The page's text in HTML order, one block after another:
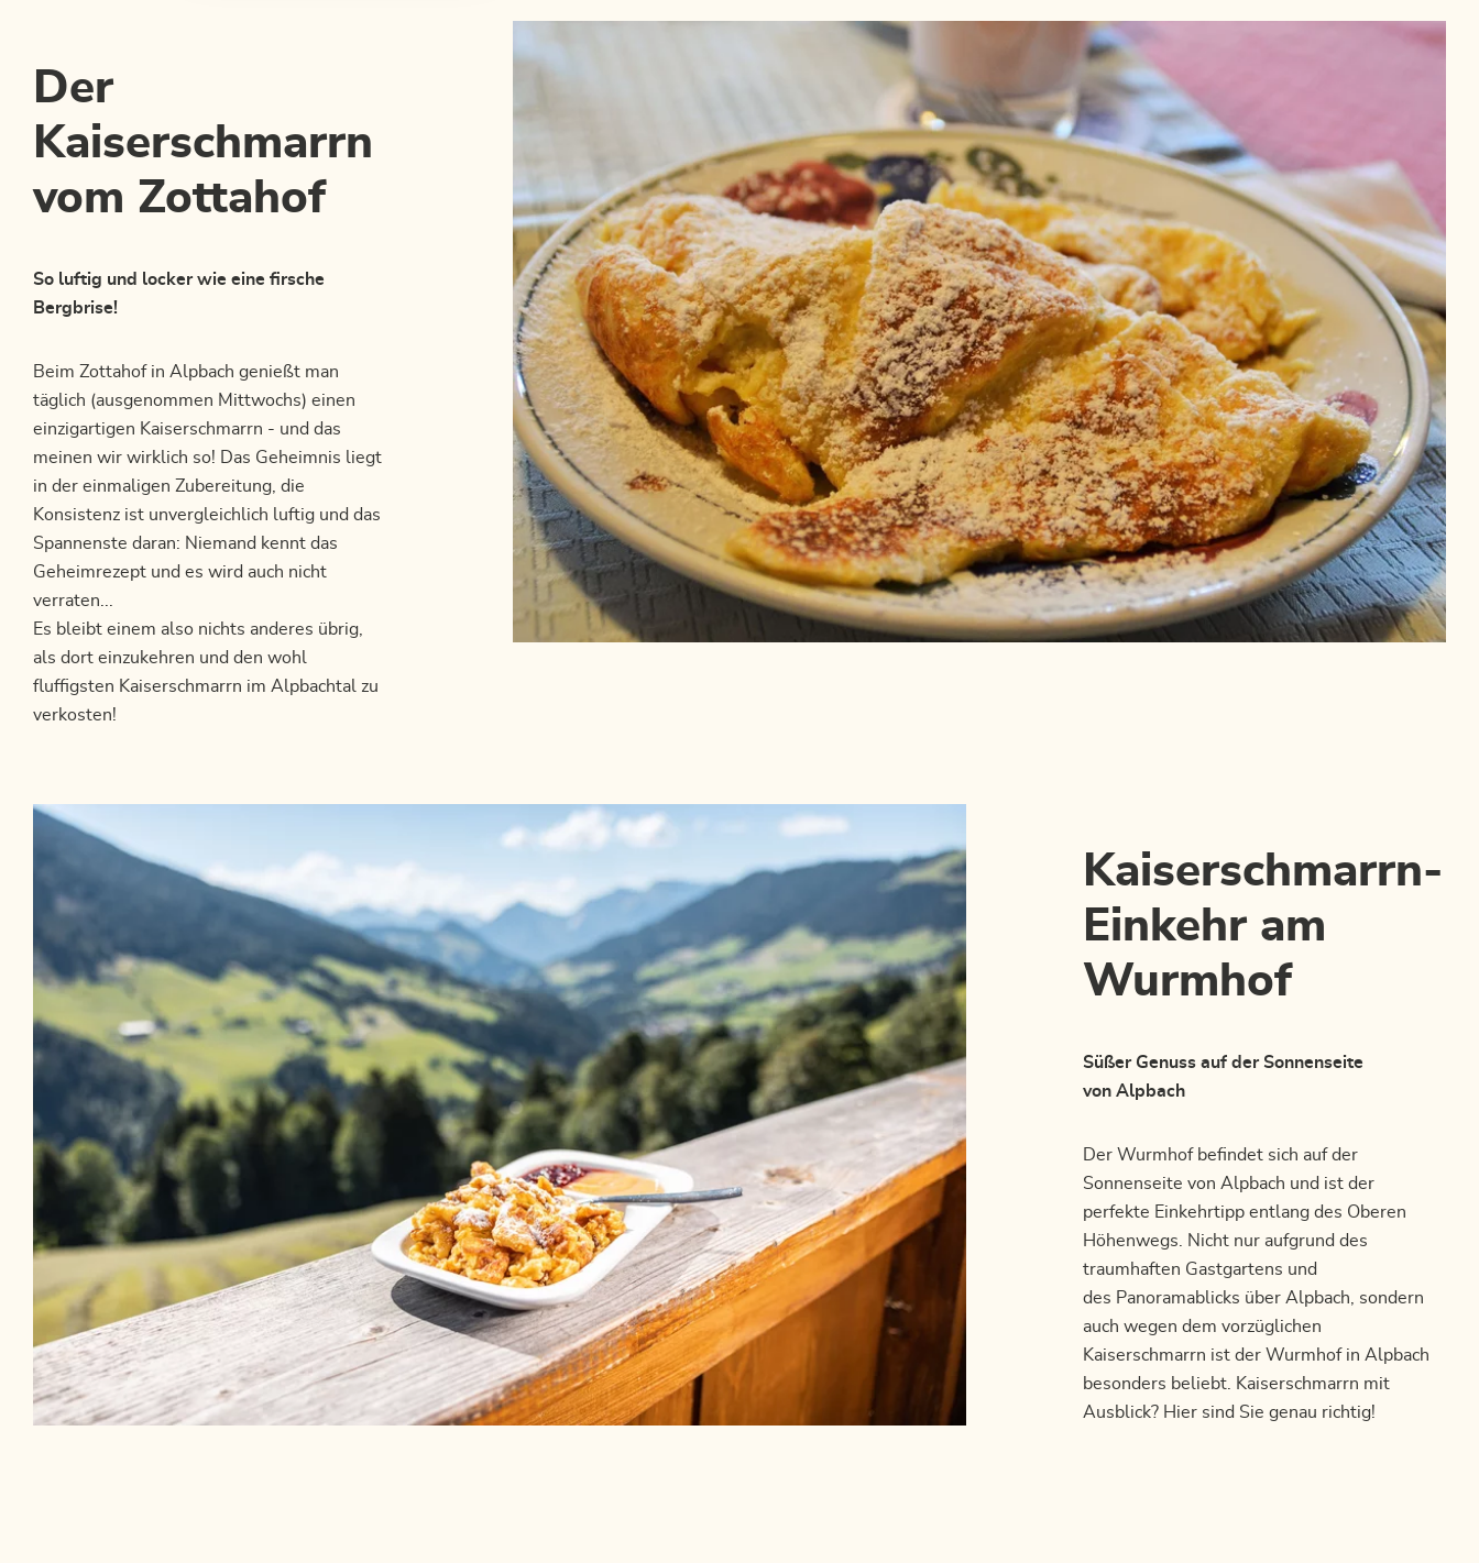
Der
Kaiserschmarrn
vom Zottahof
So luftig und locker wie eine firsche
Bergbrise!
Beim Zottahof in Alpbach genießt man
täglich (ausgenommen Mittwochs) einen
einzigartigen Kaiserschmarrn - und das
meinen wir wirklich so! Das Geheimnis liegt
in der einmaligen Zubereitung, die
Konsistenz ist unvergleichlich luftig und das
Spannenste daran: Niemand kennt das
Geheimrezept und es wird auch nicht
verraten...
Es bleibt einem also nichts anderes übrig,
als dort einzukehren und den wohl
fluffigsten Kaiserschmarrn im Alpbachtal zu
verkosten!
Kaiserschmarrn-
Einkehr am
Wurmhof
Süßer Genuss auf der Sonnenseite
von Alpbach
Der Wurmhof befindet sich auf der
Sonnenseite von Alpbach und ist der
perfekte Einkehrtipp entlang des Oberen
Höhenwegs. Nicht nur aufgrund des
traumhaften Gastgartens und
des Panoramablicks über Alpbach, sondern
auch wegen dem vorzüglichen
Kaiserschmarrn ist der Wurmhof in Alpbach
besonders beliebt. Kaiserschmarrn mit
Ausblick? Hier sind Sie genau richtig!